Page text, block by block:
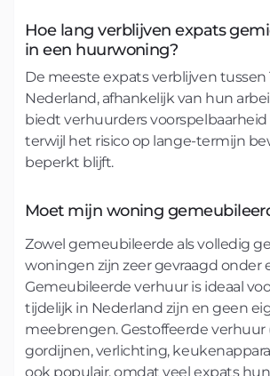
Hoe lang verblijven expats
in een huurwoning?
De meeste expats verblijven tussen
Nederland, afhankelijk van hun
biedt verhuurders
terwijl het risico op lange-termijn
beperkt blijft.
Moet mijn woning
Zowel gemeubileerde als volledig
woningen zijn zeer gevraagd onder
Gemeubileerde verhuur is ideaal
tijdelijk in Nederland zijn en geen
meebrengen. Gestoffeerde verhuur
gordijnen, verlichting,
ook populair, omdat veel expats